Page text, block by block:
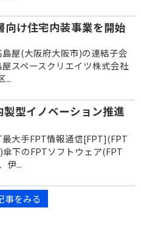
向け住宅内装事業を開始
屋(大阪府大阪市)の連結子会
スペースクリエイツ株式会社
...
型イノベーション推進
大手FPT情報通信[FPT](FPT
下のFPTソフトウェア(FPT
伊...
事をみる